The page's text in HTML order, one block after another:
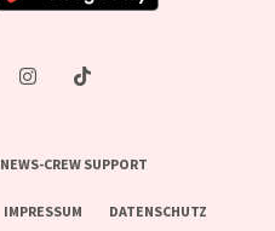
NEWS-CREW SUPPORT
IMPRESSUM DATENSCHUTZ